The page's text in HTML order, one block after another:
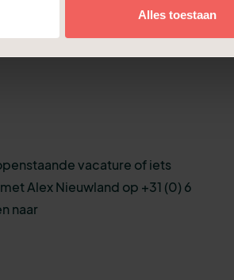
Alles toestaan
Wie weet ben je ons net
vacature of iets
Alex Nieuwland op +31 (0) 6
naar